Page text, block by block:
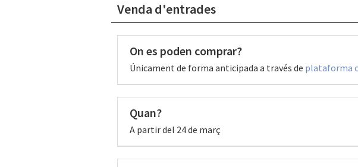
Venda d'entrades
On es poden comprar?
Únicament de forma anticipada a través de plataforma
Quan?
A partir del 24 de març